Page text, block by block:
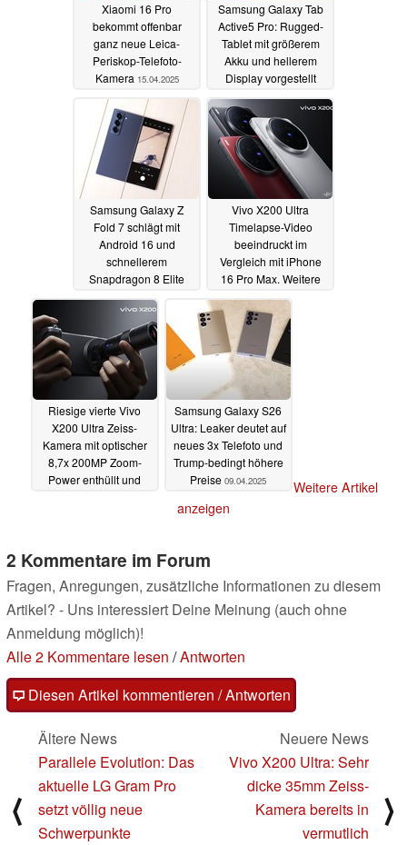
Xiaomi 16 Pro
bekommt offenbar
ganz neue Leica-
Periskop-Telefoto-
Kamera 15.04.2025
Samsung Galaxy Tab
Active5 Pro: Rugged-
Tablet mit größerem
Akku und hellerem
Display vorgestellt
14.04.2025
Samsung Galaxy Z
Fold 7 schlägt mit
Android 16 und
schnellerem
Snapdragon 8 Elite
Oppo Find N5 in
Benchmark13.04.2025
Vivo X200 Ultra
Timelapse-Video
beeindruckt im
Vergleich mit iPhone
16 Pro Max. Weitere
Specs bestätigt
12.04.2025
Riesige vierte Vivo
X200 Ultra Zeiss-
Kamera mit optischer
8,7x 200MP Zoom-
Power enthüllt und
Samsung Galaxy S26
Ultra: Leaker deutet auf
neues 3x Telefoto und
Trump-bedingt höhere
Preise 09.04.2025
Weitere Artikel
anzeigen
2 Kommentare im Forum
Fragen, Anregungen, zusätzliche Informationen zu diesem
Artikel? - Uns interessiert Deine Meinung (auch ohne
Anmeldung möglich)!
Alle 2 Kommentare lesen /Antworten
Diesen Artikel kommentieren / Antworten
⟨
Ältere News
Parallele Evolution: Das
aktuelle LG Gram Pro
setzt völlig neue
Schwerpunkte
Neuere News
Vivo X200 Ultra: Sehr
dicke 35mm Zeiss-
Kamera bereits in
vermutlich
⟩